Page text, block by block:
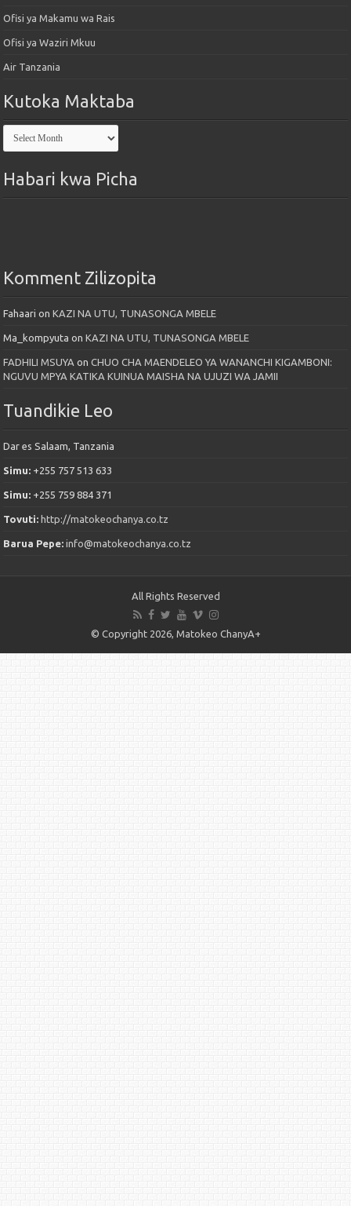
Ofisi ya Makamu wa Rais
Ofisi ya Waziri Mkuu
Air Tanzania
Kutoka Maktaba
Kutoka
Maktaba
Habari kwa Picha
Komment Zilizopita
Fahaari onKAZI NA UTU, TUNASONGA MBELE
Ma_kompyuta onKAZI NA UTU, TUNASONGA MBELE
FADHILI MSUYA onCHUO CHA MAENDELEO YA WANANCHI KIGAMBONI:
NGUVU MPYA KATIKA KUINUA MAISHA NA UJUZI WA JAMII
Tuandikie Leo
Dar es Salaam, Tanzania
Simu: +255 757 513 633
Simu: +255 759 884 371
Tovuti:http://matokeochanya.co.tz
Barua Pepe:info@matokeochanya.co.tz
All Rights Reserved
© Copyright 2026, Matokeo ChanyA+